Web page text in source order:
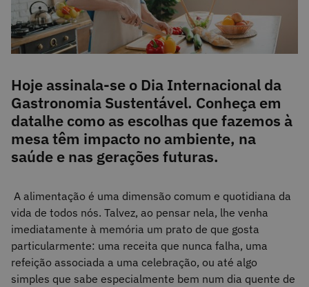
Hoje assinala-se o Dia Internacional da
Gastronomia Sustentável. Conheça em
datalhe como as escolhas que fazemos à
mesa têm impacto no ambiente, na
saúde e nas gerações futuras.
A alimentação é uma dimensão comum e quotidiana da
vida de todos nós. Talvez, ao pensar nela, lhe venha
imediatamente à memória um prato de que gosta
particularmente: uma receita que nunca falha, uma
refeição associada a uma celebração, ou até algo
simples que sabe especialmente bem num dia quente de